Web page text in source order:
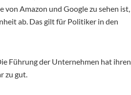
Amazon und Google zu sehen ist,
ab. Das gilt für Politiker in den
Führung der Unternehmen hat ihren
zu gut.